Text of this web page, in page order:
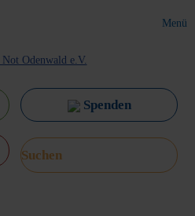
Menü
Spenden